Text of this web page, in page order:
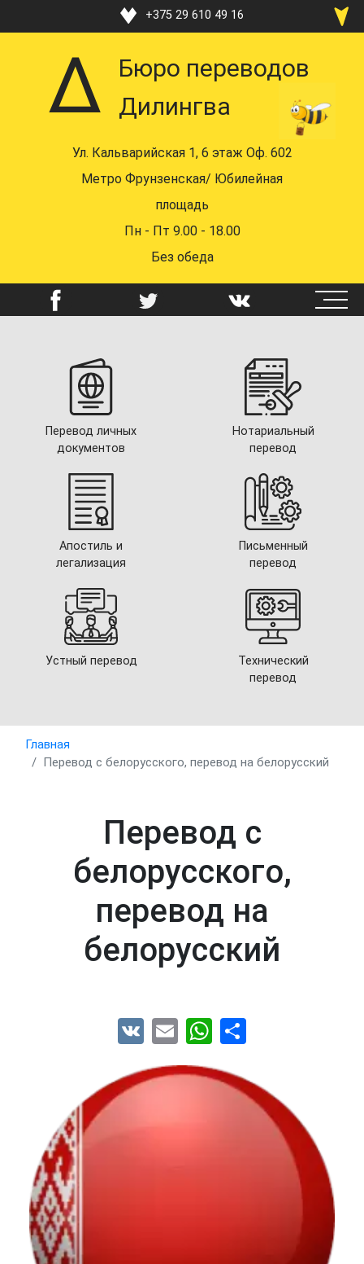
Перейти
к
содержанию
+375 29 610 49 16
+375 17 219 48 16
+375 29 610 49 16
Бюро переводов
Дилингва
Ул. Кальварийская 1, 6 этаж Оф. 602
Метро Фрунзенская/ Юбилейная
площадь
Пн - Пт 9.00 - 18.00
Без обеда
Перевод личных
документов
Нотариальный
перевод
Апостиль и
легализация
Письменный
перевод
Устный перевод
Технический
перевод
Главная
Перевод с белорусского, перевод на белорусский
Перевод с
белорусского,
перевод на
белорусский
VK Email WhatsApp